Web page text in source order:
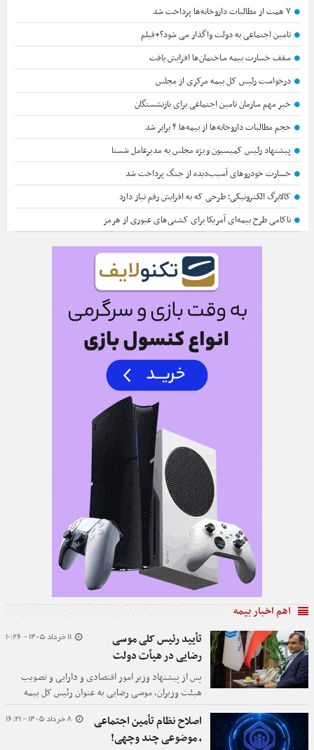
۷ همت از مطالبات داروخانه‌ها پرداخت شد
تامین اجتماعی به دولت واگذار می شود؟+فیلم
سقف خسارت بیمه ساختمان‌ها افزایش یافت
درخواست رئیس کل بیمه مرکزی از مجلس
خبر مهم سازمان تامین اجتماعی برای بازنشستگان
حجم مطالبات داروخانه‌ها از بیمه‌ها ۴ برابر شد
پیشنهاد رئیس کمیسیون ویژه مجلس به مدیرعامل شستا
خسارت خودروهای آسیب‌دیده از جنگ پرداخت شد
کالابرگ الکترونیکی؛ طرحی که به افزایش رقم نیاز دارد
ناکامی طرح بیمه‌ای آمریکا برای کشتی‌های عبوری از هرمز
اهم اخبار بیمه
11 خرداد 1405 - 10:26
تأیید رئیس کلی موسی
رضایی در هیأت دولت
پس از پیشنهاد وزیر امور اقتصادی و دارایی و تصویب
هیئت وزیران، موسی رضایی به عنوان رئیس کل بیمه
مرکزی جمهوری اسلامی ایران منصوب شد.
8 خرداد 1405 - 16:21
اصلاح نظام تأمین اجتماعی
، موضوعی چند وچهی!